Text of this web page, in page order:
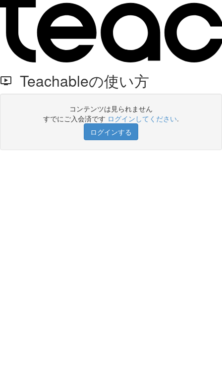
Teachableの使い方
コンテンツは見られません
すでにご入会済です ログインしてください.
ログインする